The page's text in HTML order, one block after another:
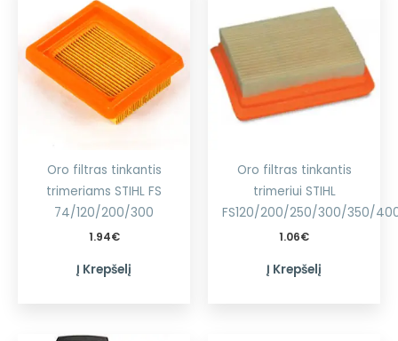
Oro filtras tinkantis
trimeriams STIHL FS
74/120/200/300
1.94€
Į Krepšelį
Oro filtras tinkantis
trimeriui STIHL
FS120/200/250/300/350/
1.06€
Į Krepšelį